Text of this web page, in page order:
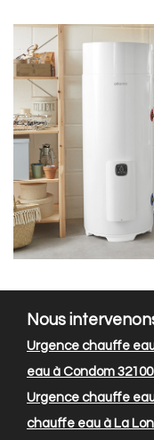
Nous
Urgence chauffe
eau à Condom 32100
Urgence chauffe
chauffe eau à La